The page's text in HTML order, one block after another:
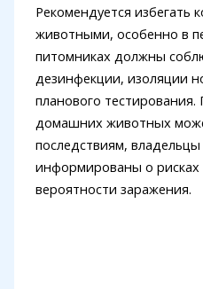
Рекомендуется избегать
животными, особенно в
питомниках должны
дезинфекции, изоляции
планового тестирования.
домашних животных
последствиям,
информированы о
вероятности заражения.